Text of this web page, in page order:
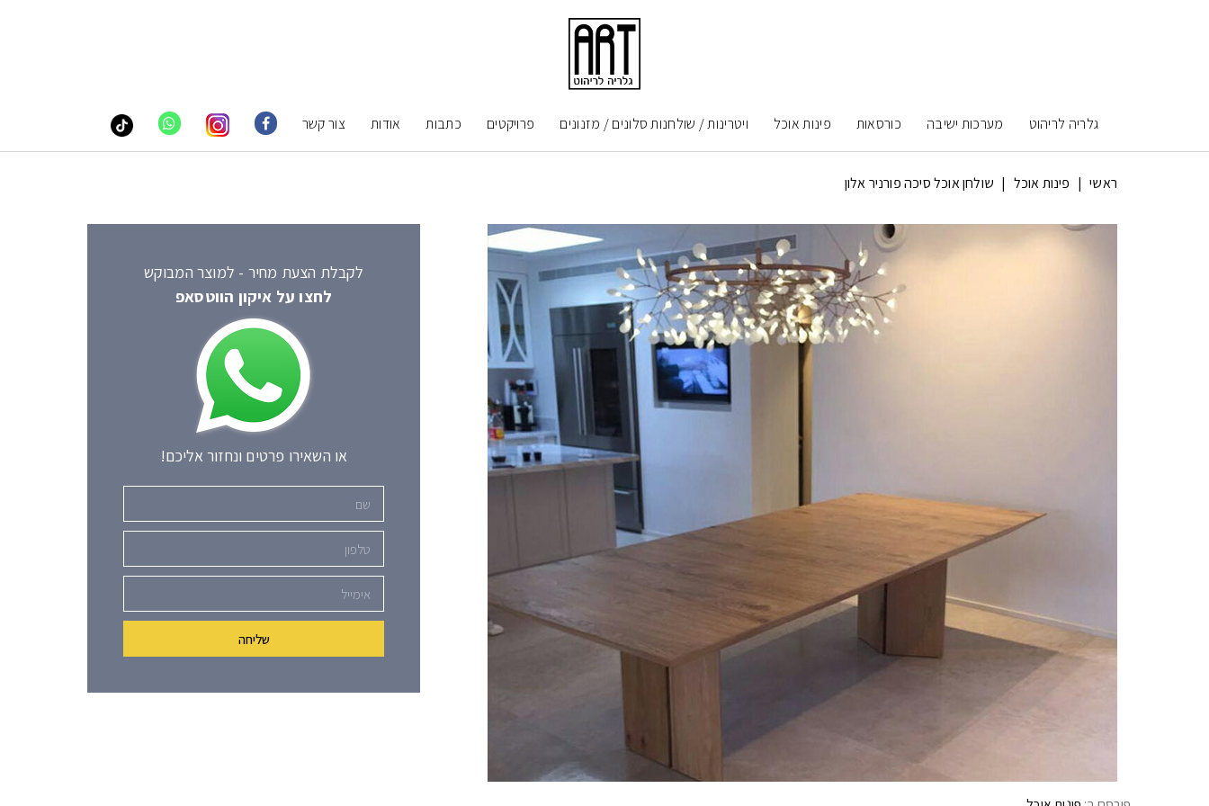
גלריה לריהוט מערכות ישיבה כורסאות פינות אוכל ויטרינות / שולחנות סלונים / מזנונים פרויקטים כתבות אודות צור קשר
ראשי | פינות אוכל | שולחן אוכל סיכה פורניר אלון
לקבלת הצעת מחיר - למוצר המבוקש
לחצו על איקון הווטסאפ
או השאירו פרטים ונחזור אליכם!
שם
טלפון
אימייל
שליחה